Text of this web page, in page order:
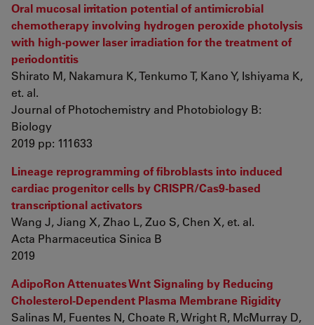
Oral mucosal irritation potential of antimicrobial
chemotherapy involving hydrogen peroxide photolysis
with high-power laser irradiation for the treatment of
periodontitis
Shirato M, Nakamura K, Tenkumo T, Kano Y, Ishiyama K,
et. al.
Journal of Photochemistry and Photobiology B:
Biology
2019 pp: 111633
Lineage reprogramming of fibroblasts into induced
cardiac progenitor cells by CRISPR/Cas9-based
transcriptional activators
Wang J, Jiang X, Zhao L, Zuo S, Chen X, et. al.
Acta Pharmaceutica Sinica B
2019
AdipoRon Attenuates Wnt Signaling by Reducing
Cholesterol-Dependent Plasma Membrane Rigidity
Salinas M, Fuentes N, Choate R, Wright R, McMurray D,